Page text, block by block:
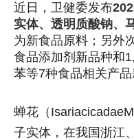
近日，卫健委发布
实体、透明质酸钠、
为新食品原料；另外
食品添加剂新品种和
苯等7种食品相关产品
蝉花（
子实体，在我国浙江